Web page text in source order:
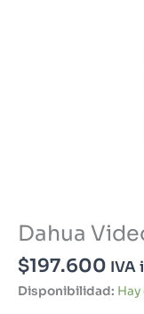
Dahua
$197.600 IVA
Disponibilidad: